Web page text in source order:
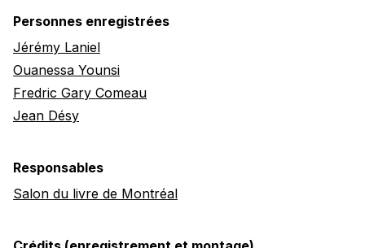
Personnes enregistrées
Jérémy Laniel
Ouanessa Younsi
Fredric Gary Comeau
Jean Désy
Responsables
Salon du livre de Montréal